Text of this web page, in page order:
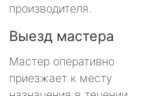
производителя.
Выезд мастера
Мастер оперативно
приезжает к месту